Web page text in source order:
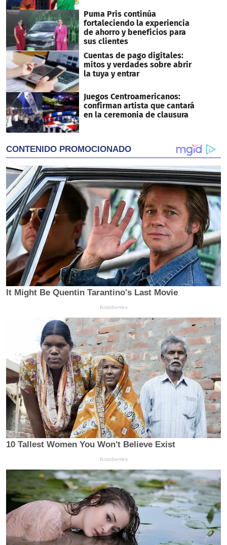
Puma Pris continúa
fortaleciendo la experiencia
de ahorro y beneficios para
sus clientes
Cuentas de pago digitales:
mitos y verdades sobre abrir
la tuya y entrar
Juegos Centroamericanos:
confirman artista que cantará
en la ceremonia de clausura